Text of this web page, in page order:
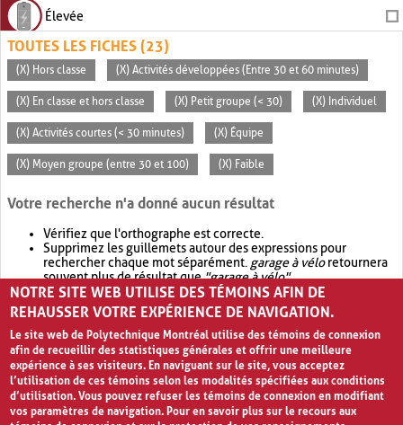
Élevée
TOUTES LES FICHES (23)
(X) Hors classe (X) Activités développées (Entre 30 et 60 minutes)
(X) En classe et hors classe (X) Petit groupe (< 30) (X) Individuel
(X) Activités courtes (< 30 minutes) (X) Équipe
(X) Moyen groupe (entre 30 et 100) (X) Faible
Votre recherche n'a donné aucun résultat
Vérifiez que l'orthographe est correcte.
Supprimez les guillemets autour des expressions pour
rechercher chaque mot séparément. garage à véloretournera
souvent plus de résultat que"garage à vélo".
Envisagez d'élargir votre recherche avec OR.garage OR vélo
retournera souvent plus de résultat quegarage à vélo
NOTRE SITE WEB UTILISE DES TÉMOINS AFIN DE
REHAUSSER VOTRE EXPÉRIENCE DE NAVIGATION.
Le site web de Polytechnique Montréal utilise des témoins de connexion
afin de recueillir des statistiques générales et offrir une meilleure
expérience à ses visiteurs. En naviguant sur le site, vous acceptez
l’utilisation de ces témoins selon les modalités spécifiées aux conditions
d’utilisation. Vous pouvez refuser les témoins de connexion en modifiant
vos paramètres de navigation. Pour en savoir plus sur le recours aux